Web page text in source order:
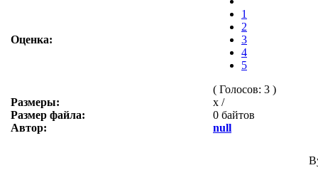
Оценка:
1
2
3
4
5
( Голосов: 3 )
Размеры:
x /
Размер файла:
0 байтов
Автор:
null